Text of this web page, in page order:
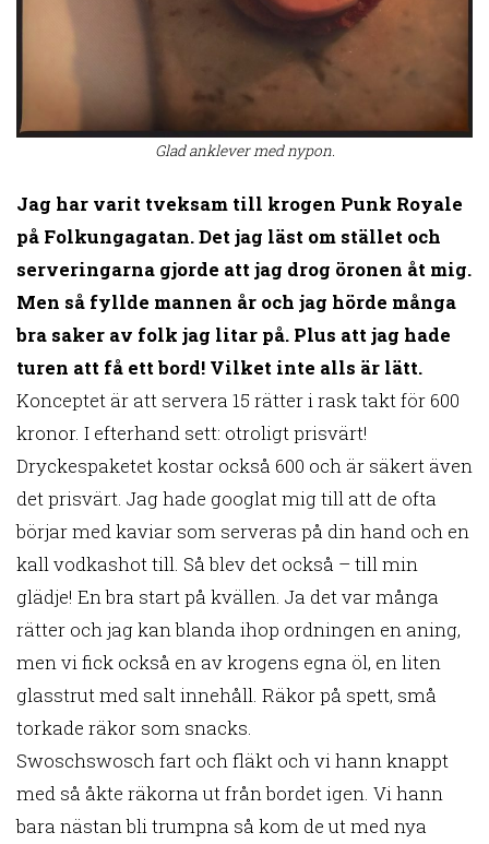
Glad anklever med nypon.
Jag har varit tveksam till krogen Punk Royale
på Folkungagatan. Det jag läst om stället och
serveringarna gjorde att jag drog öronen åt mig.
Men så fyllde mannen år och jag hörde många
bra saker av folk jag litar på. Plus att jag hade
turen att få ett bord! Vilket inte alls är lätt.
Konceptet är att servera 15 rätter i rask takt för 600
kronor. I efterhand sett: otroligt prisvärt!
Dryckespaketet kostar också 600 och är säkert även
det prisvärt. Jag hade googlat mig till att de ofta
börjar med kaviar som serveras på din hand och en
kall vodkashot till. Så blev det också – till min
glädje! En bra start på kvällen. Ja det var många
rätter och jag kan blanda ihop ordningen en aning,
men vi fick också en av krogens egna öl, en liten
glasstrut med salt innehåll. Räkor på spett, små
torkade räkor som snacks.
Swoschswosch fart och fläkt och vi hann knappt
med så åkte räkorna ut från bordet igen. Vi hann
bara nästan bli trumpna så kom de ut med nya